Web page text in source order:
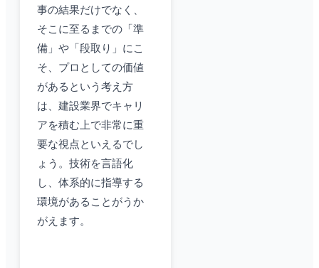
事の結果だけでなく、
そこに至るまでの「準
備」や「段取り」にこ
そ、プロとしての価値
があるという考え方
は、建設業界でキャリ
アを積む上で非常に重
要な視点といえるでし
ょう。技術を言語化
し、体系的に指導する
環境があることがうか
がえます。